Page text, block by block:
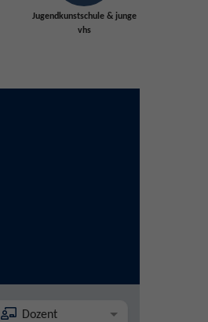
Jugendkunstschule & junge
vhs
Dozent